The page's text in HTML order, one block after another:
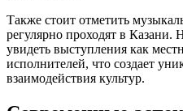
Также стоит отметить
регулярно проходят в
увидеть выступления как
исполнителей, что создает
взаимодействия культур.